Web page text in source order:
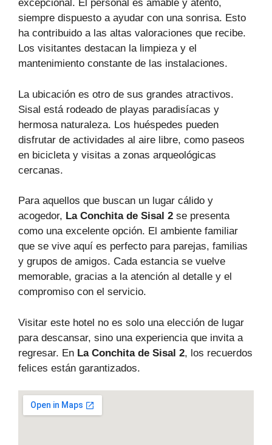
excepcional. El personal es amable y atento,
siempre dispuesto a ayudar con una sonrisa. Esto
ha contribuido a las altas valoraciones que recibe.
Los visitantes destacan la limpieza y el
mantenimiento constante de las instalaciones.
La ubicación es otro de sus grandes atractivos.
Sisal está rodeado de playas paradisíacas y
hermosa naturaleza. Los huéspedes pueden
disfrutar de actividades al aire libre, como paseos
en bicicleta y visitas a zonas arqueológicas
cercanas.
Para aquellos que buscan un lugar cálido y
acogedor, La Conchita de Sisal 2 se presenta
como una excelente opción. El ambiente familiar
que se vive aquí es perfecto para parejas, familias
y grupos de amigos. Cada estancia se vuelve
memorable, gracias a la atención al detalle y el
compromiso con el servicio.
Visitar este hotel no es solo una elección de lugar
para descansar, sino una experiencia que invita a
regresar. En La Conchita de Sisal 2, los recuerdos
felices están garantizados.